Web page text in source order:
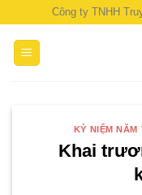
content
Công ty TNHH
KỶ NIỆM NĂM
Khai